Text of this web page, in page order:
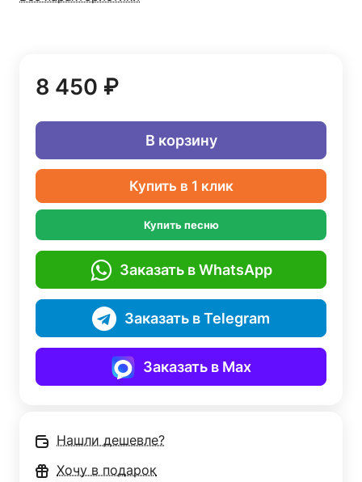
8 450 ₽
В корзину
Купить в 1 клик
Купить песню
Заказать в WhatsApp
Заказать в Telegram
Заказать в Max
Нашли дешевле?
Хочу в подарок